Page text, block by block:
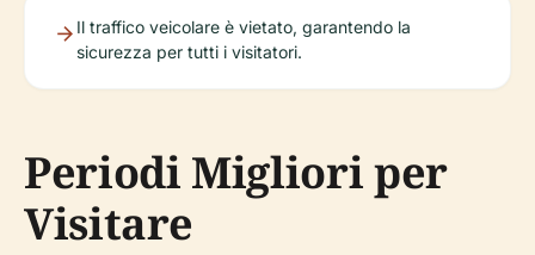
Il traffico veicolare è vietato, garantendo la
sicurezza per tutti i visitatori.
Periodi Migliori per
Visitare